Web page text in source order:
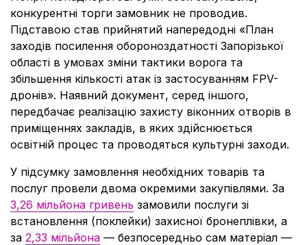
конкурентні торги замовник не проводив.
Підставою став прийнятий напередодні «План
заходів посилення обороноздатності Запорізької
області в умовах зміни тактики ворога та
збільшення кількості атак із застосуванням FPV-
дронів». Наявний документ, серед іншого,
передбачає реалізацію захисту віконних отворів в
приміщеннях закладів, в яких здійснюється
освітній процес та проводяться культурні заходи.
У підсумку замовлення необхідних товарів та
послуг провели двома окремими закупівлями. За
3,26 мільйона гривень замовили послуги зі
встановлення (поклейки) захисної бронеплівки, а
за 2,33 мільйона — безпосередньо сам матеріал —